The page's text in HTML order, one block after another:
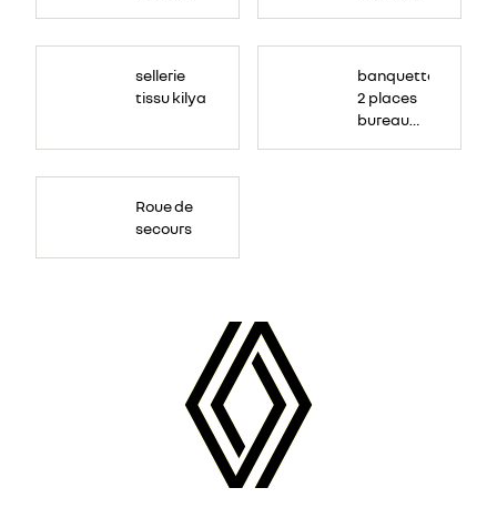
sellerie
tissu kilya
banquette
2 places
bureau
Roue de
secours